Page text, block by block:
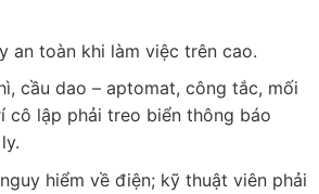
an toàn khi làm việc trên cao.
cầu dao – aptomat, công tắc, mối
cô lập phải treo biển thông báo
hiểm về điện; kỹ thuật viên phải